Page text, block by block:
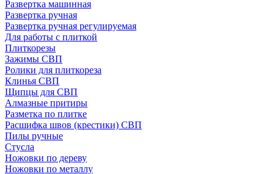
Развертка машинная
Развертка ручная
Развертка ручная регулируемая
Для работы с плиткой
Плиткорезы
Зажимы СВП
Ролики для плиткореза
Клинья СВП
Щипцы для СВП
Алмазные притиры
Разметка по плитке
Расшифка швов (крестики) СВП
Пилы ручные
Стусла
Ножовки по дереву
Ножовки по металлу